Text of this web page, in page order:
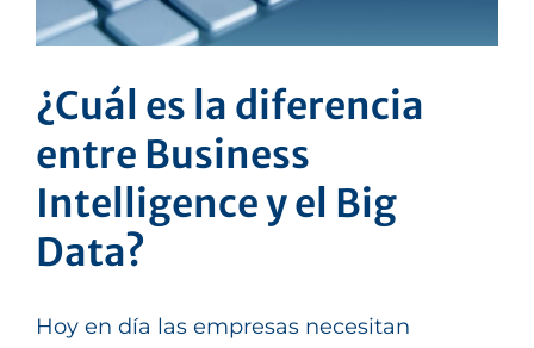
¿Cuál es la diferencia
entre Business
Intelligence y el Big
Data?
Hoy en día las empresas necesitan